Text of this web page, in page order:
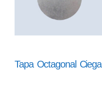
Tapa Octagonal Ciega